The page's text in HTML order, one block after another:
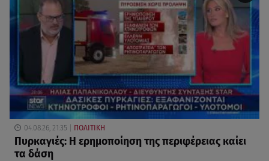
04.08.26, 21:35 ΠΟΛΙΤΙΚΗ
Πυρκαγιές: Η ερημοποίηση της περιφέρειας καίει
τα δάση